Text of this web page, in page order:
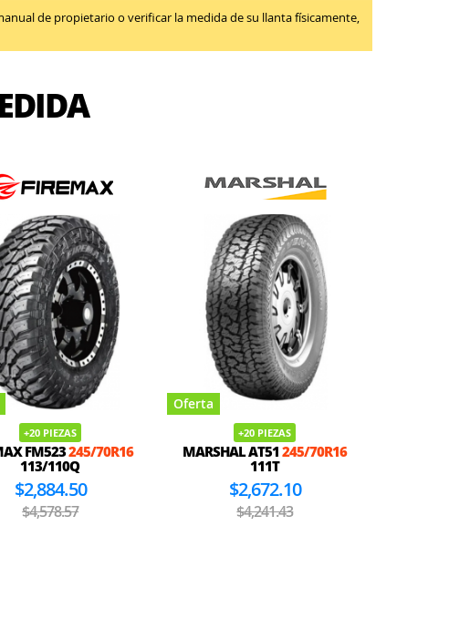
de propietario o verificar la medida de su llanta físicamente,
+20 PIEZAS
AT51245/70R16
111T
$2,672.10
$4,241.43
Oferta
8 PIEZAS
ZMAX TERRA XPLORER C2 AT
245/70R16113/110S
$2,659.50
$4,221.43